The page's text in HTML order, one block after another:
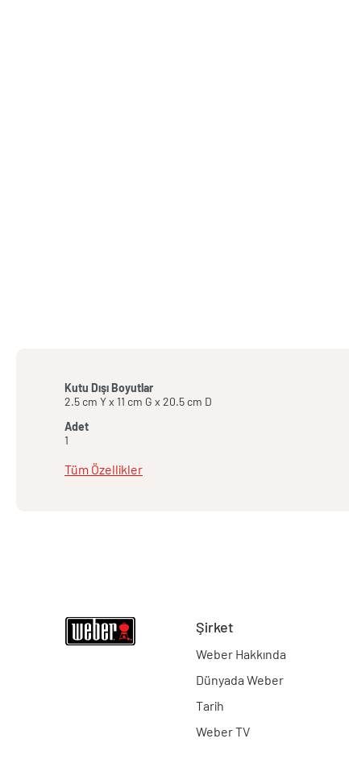
Kutu Dışı Boyutlar
2.5 cm Y x 11 cm G x 20.5 cm D
Adet
1
Tüm Özellikler
Şirket
Weber Hakkında
Dünyada Weber
Tarih
Weber TV